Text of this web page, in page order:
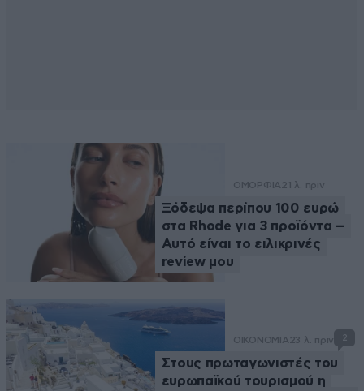
ΟΜΟΡΦΙΑ 21 λ. πριν
Ξόδεψα περίπου 100 ευρώ
στα Rhode για 3 προϊόντα –
Αυτό είναι το ειλικρινές
review μου
ΟΙΚΟΝΟΜΙΑ23 λ. πριν 2
Στους πρωταγωνιστές του
ευρωπαϊκού τουρισμού η